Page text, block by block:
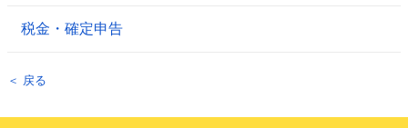
税金・確定申告
＜ 戻る